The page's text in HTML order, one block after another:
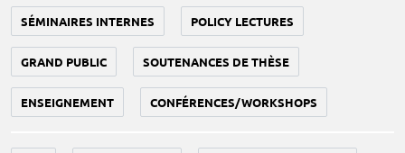
SÉMINAIRES INTERNES POLICY LECTURES
GRAND PUBLIC SOUTENANCES DE THÈSE
ENSEIGNEMENT CONFÉRENCES/WORKSHOPS